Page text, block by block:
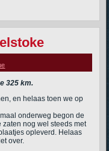
325 km.
en helaas toen we op
onderweg begon de
zaten nog wel steeds met
opleverd. Helaas
over.